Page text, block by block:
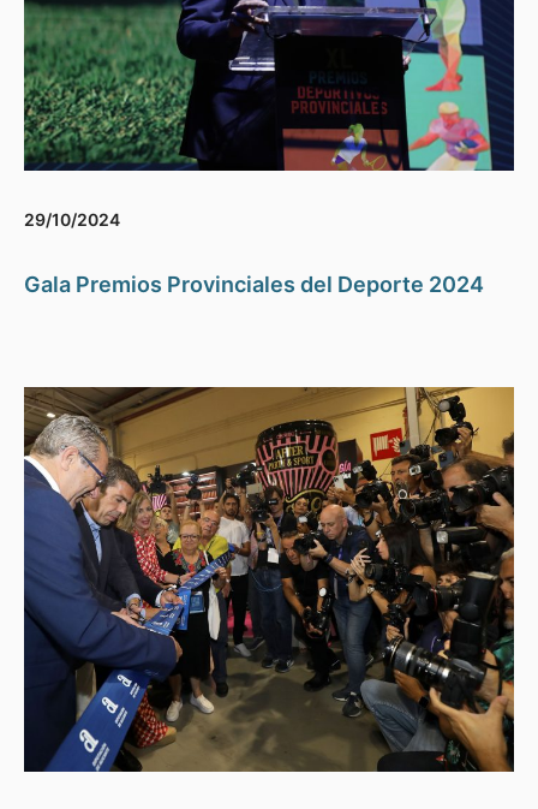
29/10/2024
Gala Premios Provinciales del Deporte 2024